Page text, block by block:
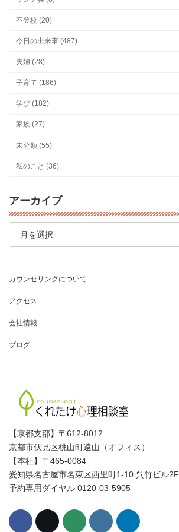
不登校 (20)
今日の出来事 (487)
夫婦 (28)
子育て (186)
学び (182)
家族 (27)
未分類 (55)
私のこと (36)
アーカイブ
ア
カウンセリングについて
アクセス
会社情報
ブログ
【京都支部】〒612-8012
京都市伏見区桃山町遠山（オフィス）
【本社】〒465-0084
愛知県名古屋市名東区西里町1-10 呉竹ビル2F
予約専用ダイヤル 0120-03-5905